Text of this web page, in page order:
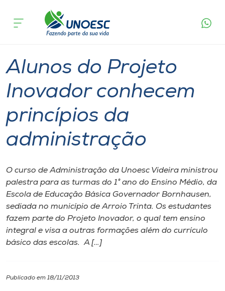
Cursos
Pesquisa
Atendimento ao Estudante
Portal de Ensino
A
Unoesc
Internacionalização
I.nova
Diplomados
acontece
Alunos do Projeto
Inovador conhecem
princípios da
administração
O curso de Administração da Unoesc Videira ministrou
palestra para as turmas do 1° ano do Ensino Médio, da
Escola de Educação Básica Governador Bornhausen,
sediada no município de Arroio Trinta. Os estudantes
fazem parte do Projeto Inovador, o qual tem ensino
integral e visa a outras formações além do currículo
básico das escolas. A […]
Publicado em 18/11/2013